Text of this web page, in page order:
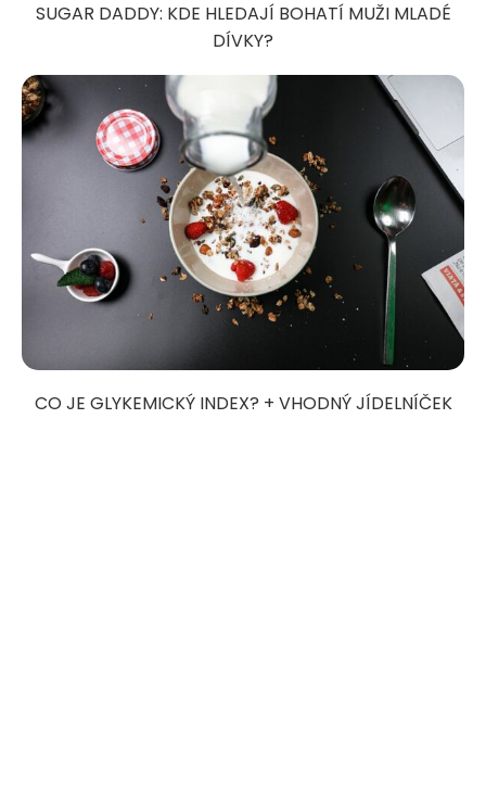
SUGAR DADDY: KDE HLEDAJÍ BOHATÍ MUŽI MLADÉ
DÍVKY?
CO JE GLYKEMICKÝ INDEX? + VHODNÝ JÍDELNÍČEK